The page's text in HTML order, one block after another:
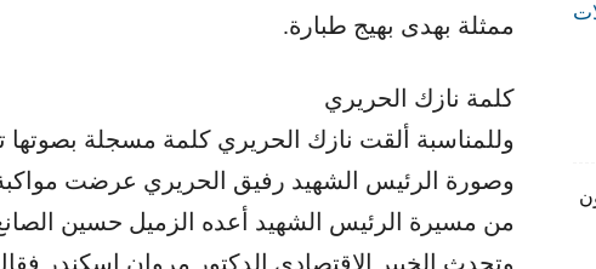
ممثلة بهدى بهيج طبارة.
كلمة نازك الحريري
وللمناسبة ألقت نازك الحريري كلمة مسجلة
وصورة الرئيس الشهيد رفيق الحريري عرضت
من مسيرة الرئيس الشهيد أعده الزميل حسين
وتحدث الخبير الإقتصادي الدكتور مروان اسكندر